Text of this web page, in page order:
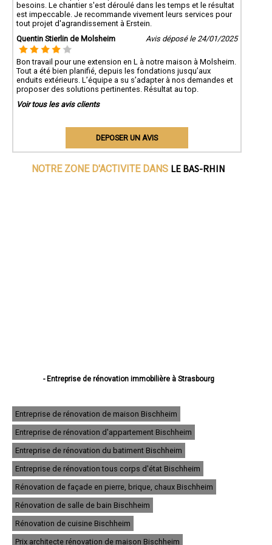
besoins. Le chantier s'est déroulé dans les temps et le résultat
est impeccable. Je recommande vivement leurs services pour
tout projet d'agrandissement à Erstein.
Quentin Stierlin de Molsheim
Avis déposé le 24/01/2025
Bon travail pour une extension en L à notre maison à Molsheim.
Tout a été bien planifié, depuis les fondations jusqu’aux
enduits extérieurs. L’équipe a su s’adapter à nos demandes et
proposer des solutions pertinentes. Résultat au top.
Voir tous les avis clients
DEPOSER UN AVIS
NOTRE ZONE D'ACTIVITE DANS LE BAS-RHIN
- Entreprise de rénovation immobilière à Strasbourg
- Entreprise de rénovation immobilière à Illkirch-Graffenstaden
- Entreprise de rénovation immobilière à Sélestat
- Entreprise de rénovation immobilière à Bischheim
- Entreprise de rénovation immobilière à Lingolsheim
- Entreprise de rénovation immobilière à Bischwiller
- Entreprise de rénovation immobilière à Saverne
- Entreprise de rénovation immobilière à Obernai
- Entreprise de rénovation immobilière à Ostwald
- Entreprise de rénovation immobilière à Hœnheim
- Entreprise de rénovation immobilière à Erstein
- Entreprise de rénovation immobilière à Brumath
- Entreprise de rénovation immobilière à Molsheim
Entreprise de rénovation de maison Bischheim
Entreprise de rénovation d'appartement Bischheim
Entreprise de rénovation du batiment Bischheim
Entreprise de rénovation tous corps d'état Bischheim
Rénovation de façade en pierre, brique, chaux Bischheim
Rénovation de salle de bain Bischheim
Rénovation de cuisine Bischheim
Prix architecte rénovation de maison Bischheim